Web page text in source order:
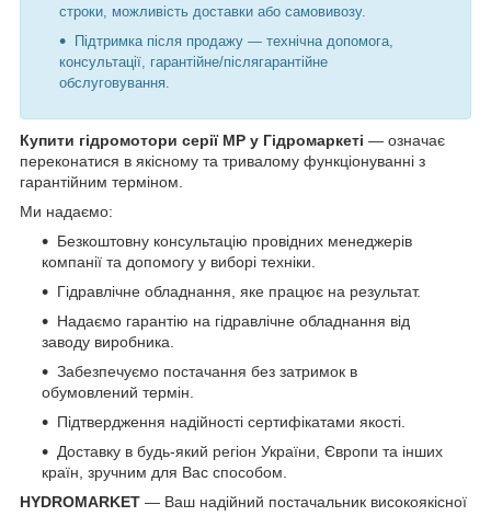
строки, можливість доставки або самовивозу.
Підтримка після продажу — технічна допомога,
консультації, гарантійне/післягарантійне
обслуговування.
Купити гідромотори серії MP у Гідромаркеті — означає
переконатися в якісному та тривалому функціонуванні з
гарантійним терміном.
Ми надаємо:
Безкоштовну консультацію провідних менеджерів
компанії та допомогу у виборі техніки.
Гідравлічне обладнання, яке працює на результат.
Надаємо гарантію на гідравлічне обладнання від
заводу виробника.
Забезпечуємо постачання без затримок в
обумовлений термін.
Підтвердження надійності сертифікатами якості.
Доставку в будь-який регіон України, Європи та інших
країн, зручним для Вас способом.
HYDROMARKET — Ваш надійний постачальник високоякісної